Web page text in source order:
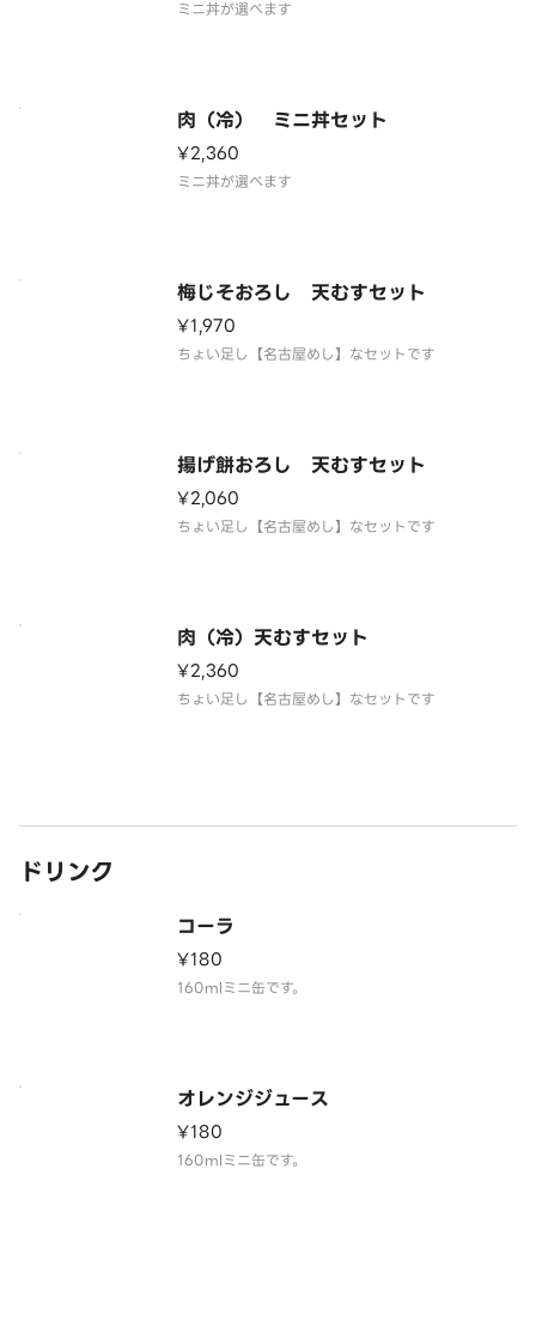
ミニ丼が選べます
肉（冷） ミニ丼セット
¥2,360
ミニ丼が選べます
梅じそおろし 天むすセット
¥1,970
ちょい足し【名古屋めし】なセットです
揚げ餅おろし 天むすセット
¥2,060
ちょい足し【名古屋めし】なセットです
肉（冷）天むすセット
¥2,360
ちょい足し【名古屋めし】なセットです
ドリンク
コーラ
¥180
160mlミニ缶です。
オレンジジュース
¥180
160mlミニ缶です。